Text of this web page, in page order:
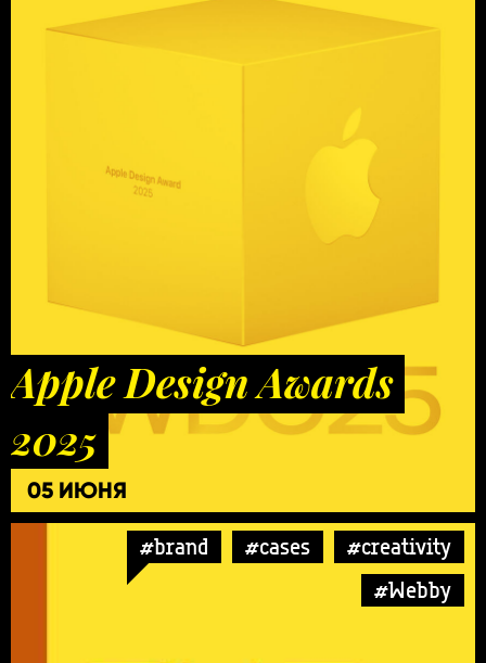
Apple Design Awards
2025
05 ИЮНЯ
#brand #cases
#creativity
#Webby